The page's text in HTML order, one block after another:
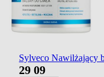
Sylveco Nawilżający
29 09